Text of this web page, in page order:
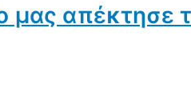
μας απέκτησε